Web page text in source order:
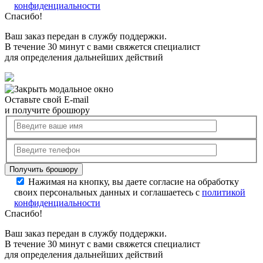
конфиденциальности
Спасибо!
Ваш заказ передан в службу поддержки.
В течение 30 минут с вами свяжется специалист
для определения дальнейших действий
Оставьте свой E-mail
и получите брошюру
Нажимая на кнопку, вы даете согласие на обработку
своих персональных данных и соглашаетесь с политикой
конфиденциальности
Спасибо!
Ваш заказ передан в службу поддержки.
В течение 30 минут с вами свяжется специалист
для определения дальнейших действий